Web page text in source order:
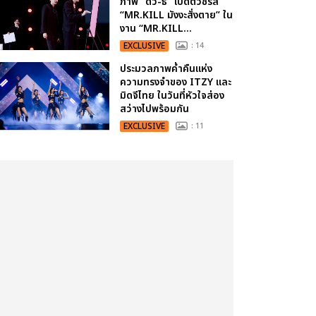
“MR.KILL มังงะสั่งตาย” ใน
งาน “MR.KILL...
EXCLUSIVE : 14
ประมวลภาพค่ำคืนแห่ง
ความทรงจำของ ITZY และ
มิดจีไทย ในวันที่หัวใจส่อง
สว่างไปพร้อมกัน
EXCLUSIVE : 11